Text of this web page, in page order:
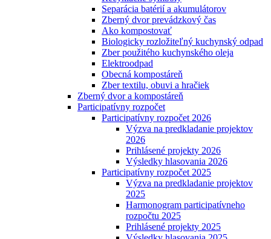
Separácia batérií a akumulátorov
Zberný dvor prevádzkový čas
Ako kompostovať
Biologicky rozložiteľný kuchynský odpad
Zber použitého kuchynského oleja
Elektroodpad
Obecná kompostáreň
Zber textilu, obuvi a hračiek
Zberný dvor a kompostáreň
Participatívny rozpočet
Participatívny rozpočet 2026
Výzva na predkladanie projektov
2026
Prihlásené projekty 2026
Výsledky hlasovania 2026
Participatívny rozpočet 2025
Výzva na predkladanie projektov
2025
Harmonogram participatívneho
rozpočtu 2025
Prihlásené projekty 2025